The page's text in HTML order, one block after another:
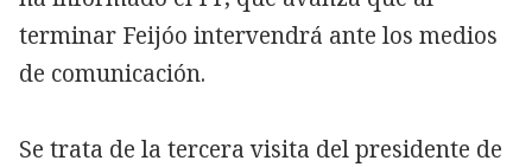
terminar Feijóo intervendrá ante los medios
de comunicación.
Se trata de la tercera visita del presidente de